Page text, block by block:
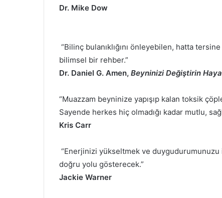
Dr. Mike Dow
“Bilinç bulanıklığını önleyebilen, hatta
bilimsel bir rehber.”
Dr. Daniel G. Amen, Beyninizi Değiştirin
“Muazzam beyninize yapışıp kalan toksik
Sayende herkes hiç olmadığı kadar mutlu,
Kris Carr
“Enerjinizi yükseltmek ve duygudurumunuzu
doğru yolu gösterecek.”
Jackie Warner